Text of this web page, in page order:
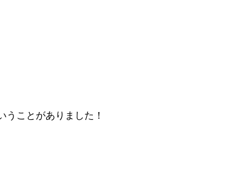
ことがありました！